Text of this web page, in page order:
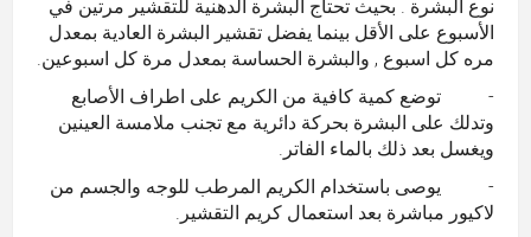
نوع البشرة . بحيث تحتاج البشرة الدهنية للتقشير مرتين في
الأسبوع على الأقل بينما يفضل تقشير البشرة العادية بمعدل
مره كل اسبوع , والبشرة الحساسة بمعدل مرة كل اسبوعين.
- توضع كمية كافية من الكريم على اطراف الأصابع
وتدلك على البشرة بحركة دائرية مع تجنب ملامسة العينين
ويغسل بعد ذلك بالماء الفاتر.
- يوصى باستخدام الكريم المرطب للوجه والجسم من
لاكيور مباشرة بعد استعمال كريم التقشير.